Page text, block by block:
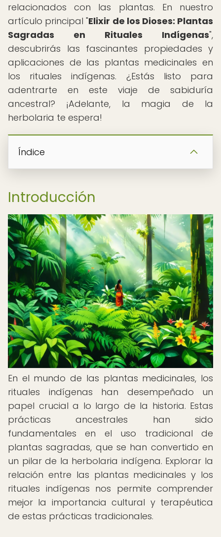
relacionados con las plantas. En nuestro
artículo principal "Elixir de los Dioses: Plantas
Sagradas en Rituales Indígenas",
descubrirás las fascinantes propiedades y
aplicaciones de las plantas medicinales en
los rituales indígenas. ¿Estás listo para
adentrarte en este viaje de sabiduría
ancestral? ¡Adelante, la magia de la
herbolaria te espera!
Índice
Introducción
En el mundo de las plantas medicinales, los
rituales indígenas han desempeñado un
papel crucial a lo largo de la historia. Estas
prácticas ancestrales han sido
fundamentales en el uso tradicional de
plantas sagradas, que se han convertido en
un pilar de la herbolaria indígena. Explorar la
relación entre las plantas medicinales y los
rituales indígenas nos permite comprender
mejor la importancia cultural y terapéutica
de estas prácticas tradicionales.